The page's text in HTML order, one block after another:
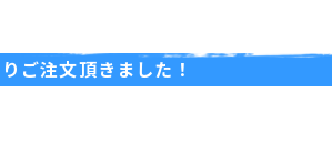
ご注文頂きました！